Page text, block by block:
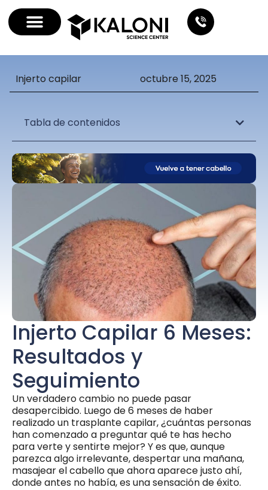
Injerto capilar octubre 15, 2025
Tabla de contenidos
Injerto Capilar 6 Meses:
Resultados y
Seguimiento
Un verdadero cambio no puede pasar
desapercibido. Luego de 6 meses de haber
realizado un trasplante capilar, ¿cuántas personas
han comenzado a preguntar qué te has hecho
para verte y sentirte mejor? Y es que, aunque
parezca algo irrelevante, despertar una mañana,
masajear el cabello que ahora aparece justo ahí,
donde antes no había, es una sensación de éxito.